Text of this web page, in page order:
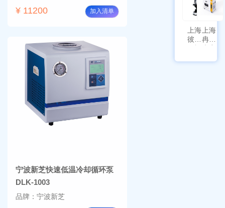
¥ 11200 加入清单
宁波新芝快速低温冷却循环泵
DLK-1003
品牌：宁波新芝
上海
彼爱
姆视
上海
冉绘
大容